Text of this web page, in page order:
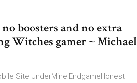
boosters and no extra
Witches gamer ~ Michael
Site UnderMine EndgameHonest